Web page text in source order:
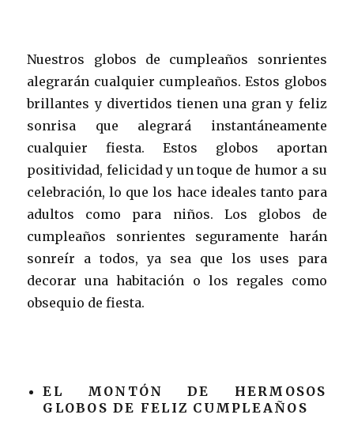
Nuestros globos de cumpleaños sonrientes
alegrarán cualquier cumpleaños. Estos globos
brillantes y divertidos tienen una gran y feliz
sonrisa que alegrará instantáneamente
cualquier fiesta. Estos globos aportan
positividad, felicidad y un toque de humor a su
celebración, lo que los hace ideales tanto para
adultos como para niños. Los globos de
cumpleaños sonrientes seguramente harán
sonreír a todos, ya sea que los uses para
decorar una habitación o los regales como
obsequio de fiesta.
EL MONTÓN DE HERMOSOS
GLOBOS DE FELIZ CUMPLEAÑOS